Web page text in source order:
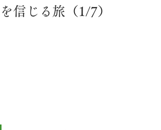
を信じる旅（1/7）